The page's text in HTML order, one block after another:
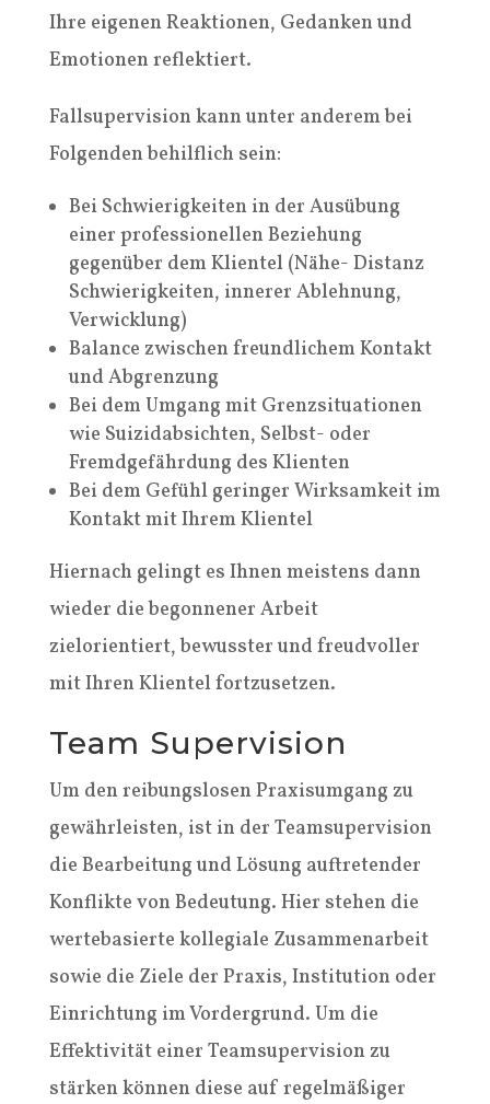
Ihre eigenen Reaktionen, Gedanken und
Emotionen reflektiert.
Fallsupervision kann unter anderem bei
Folgenden behilflich sein:
Bei Schwierigkeiten in der Ausübung
einer professionellen Beziehung
gegenüber dem Klientel (Nähe- Distanz
Schwierigkeiten, innerer Ablehnung,
Verwicklung)
Balance zwischen freundlichem Kontakt
und Abgrenzung
Bei dem Umgang mit Grenzsituationen
wie Suizidabsichten, Selbst- oder
Fremdgefährdung des Klienten
Bei dem Gefühl geringer Wirksamkeit im
Kontakt mit Ihrem Klientel
Hiernach gelingt es Ihnen meistens dann
wieder die begonnener Arbeit
zielorientiert, bewusster und freudvoller
mit Ihren Klientel fortzusetzen.
Team Supervision
Um den reibungslosen Praxisumgang zu
gewährleisten, ist in der Teamsupervision
die Bearbeitung und Lösung auftretender
Konflikte von Bedeutung. Hier stehen die
wertebasierte kollegiale Zusammenarbeit
sowie die Ziele der Praxis, Institution oder
Einrichtung im Vordergrund. Um die
Effektivität einer Teamsupervision zu
stärken können diese auf regelmäßiger